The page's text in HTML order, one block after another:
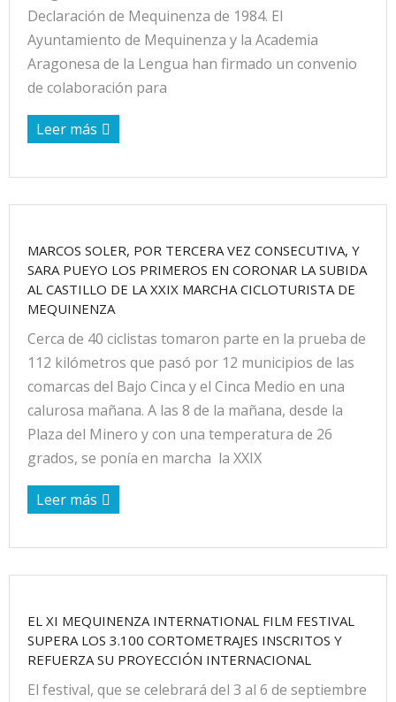
Declaración de Mequinenza de 1984. El
Ayuntamiento de Mequinenza y la Academia
Aragonesa de la Lengua han firmado un convenio
de colaboración para
Leer más
MARCOS SOLER, POR TERCERA VEZ CONSECUTIVA, Y
SARA PUEYO LOS PRIMEROS EN CORONAR LA SUBIDA
AL CASTILLO DE LA XXIX MARCHA CICLOTURISTA DE
MEQUINENZA
Cerca de 40 ciclistas tomaron parte en la prueba de
112 kilómetros que pasó por 12 municipios de las
comarcas del Bajo Cinca y el Cinca Medio en una
calurosa mañana. A las 8 de la mañana, desde la
Plaza del Minero y con una temperatura de 26
grados, se ponía en marcha la XXIX
Leer más
EL XI MEQUINENZA INTERNATIONAL FILM FESTIVAL
SUPERA LOS 3.100 CORTOMETRAJES INSCRITOS Y
REFUERZA SU PROYECCIÓN INTERNACIONAL
El festival, que se celebrará del 3 al 6 de septiembre